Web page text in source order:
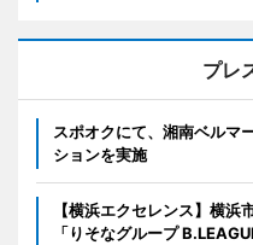
プレ
スポオクにて、湘南ベルマ
ションを実施
【横浜エクセレンス】横浜
「りそなグループ